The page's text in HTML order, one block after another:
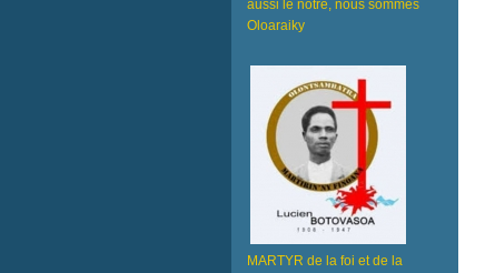
aussi le nôtre, nous sommes
Oloaraiky
MARTYR de la foi et de la